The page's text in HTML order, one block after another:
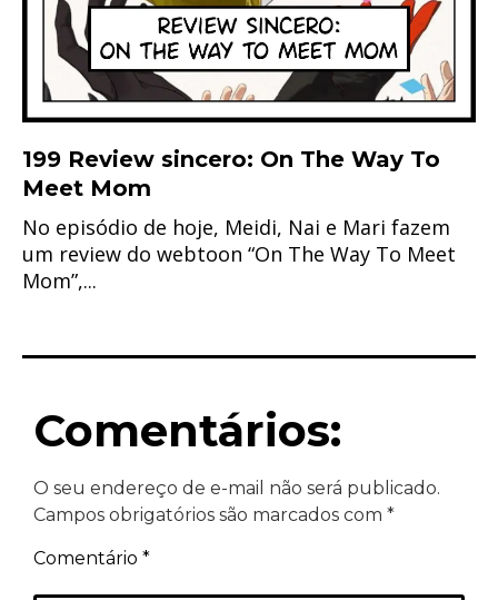
199 Review sincero: On The Way To
Meet Mom
No episódio de hoje, Meidi, Nai e Mari fazem
um review do webtoon “On The Way To Meet
Mom”,...
Comentários:
O seu endereço de e-mail não será publicado.
Campos obrigatórios são marcados com *
Comentário *